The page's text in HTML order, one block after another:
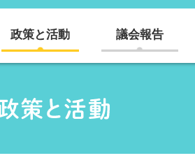
政策と活動 議会報告